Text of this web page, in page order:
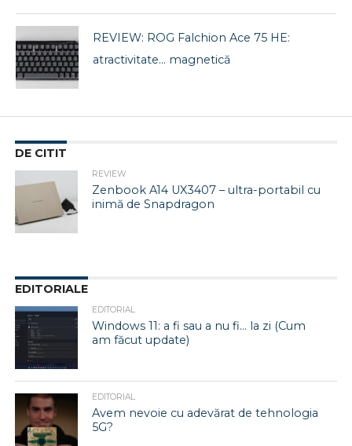
REVIEW: ROG Falchion Ace 75 HE:
atractivitate… magnetică
DE CITIT
REVIEW
Zenbook A14 UX3407 – ultra-portabil cu
inimă de Snapdragon
EDITORIALE
EDITORIAL
Windows 11: a fi sau a nu fi… la zi (Cum
am făcut update)
EDITORIAL
Avem nevoie cu adevărat de tehnologia
5G?